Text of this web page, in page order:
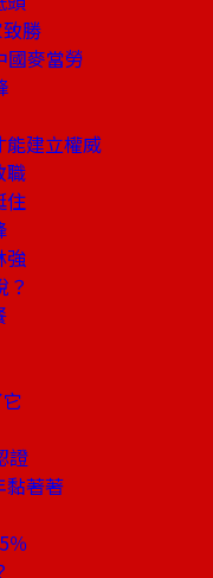
勝
麥當勞
建立權威
職
住
強
證
著著
％